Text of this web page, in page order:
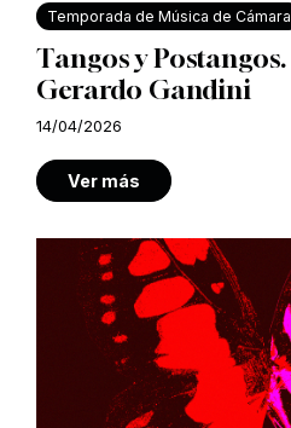
Temporada de Música de Cámara
Tangos y
Gerardo Gandini
14/04/2026
Ver más